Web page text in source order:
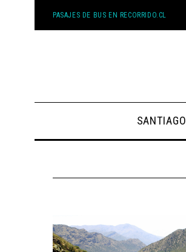
PASAJES DE BUS EN RECORRIDO.CL
SANTIAGO